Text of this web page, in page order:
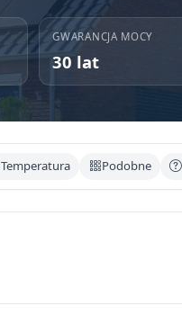
GWARANCJA MOCY
30 lat
Temperatura Podobne